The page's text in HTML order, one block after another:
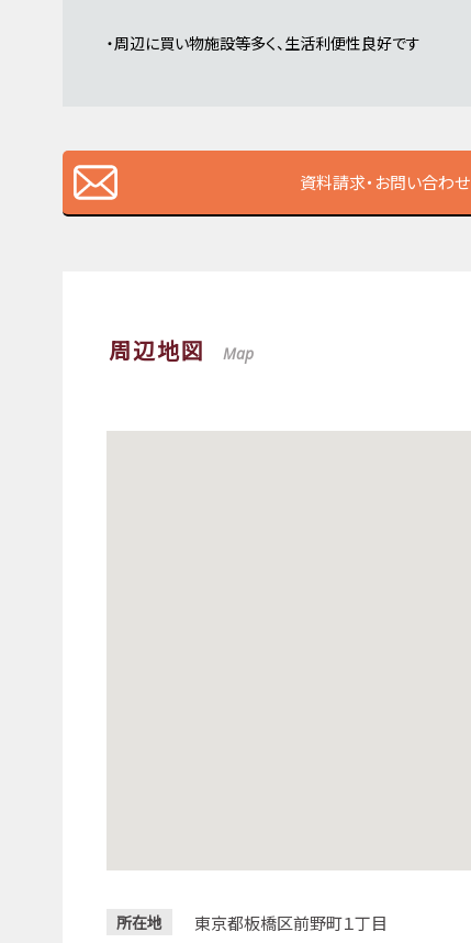
・周辺に買い物施設等多く、生活利便性良好です
資料請求・お問い合わせ
周辺地図 Map
所在地 東京都板橋区前野町１丁目